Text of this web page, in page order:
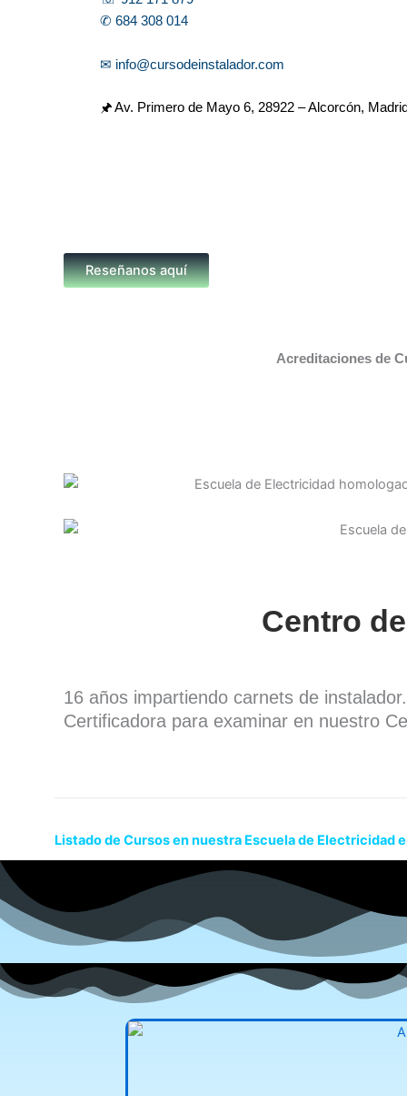
✆ 684 308 014
✉ info@cursodeinstalador.com
🖈 Av. Primero de Mayo 6, 28922 – Alcorcón,
Reseñanos aquí
Acreditaciones de
Centro
16 años impartiendo carnets de
Certificadora para examinar en nuestro
Listado de Cursos en nuestra Escuela de Electricidad